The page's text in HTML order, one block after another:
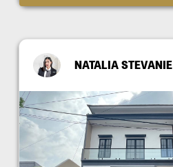
NATALIA STEVANIE